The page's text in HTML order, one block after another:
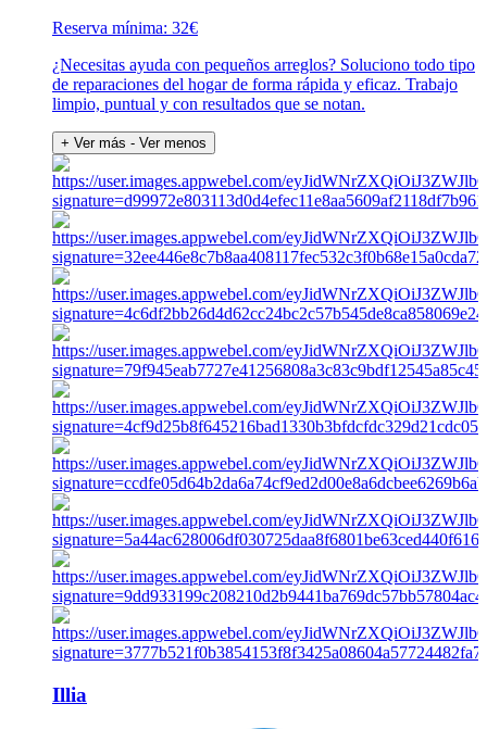
Reserva mínima: 32€
¿Necesitas ayuda con pequeños arreglos? Soluciono todo tipo
de reparaciones del hogar de forma rápida y eficaz. Trabajo
limpio, puntual y con resultados que se notan.
+ Ver más - Ver menos
Illia